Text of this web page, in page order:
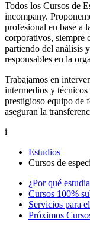
Todos los Cursos de
incompany.
profesional en base a
corporativos, siempre
partiendo del análisis
responsables en la
Trabajamos en
intermedios y
prestigioso equipo de
aseguran la
i
Estudios
Cursos de
¿Por qué
Cursos 100%
Servicios para
Próximos